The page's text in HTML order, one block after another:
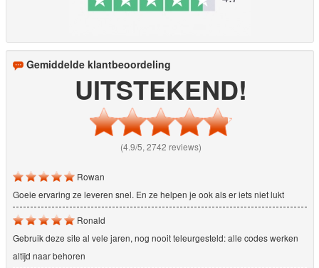
Gemiddelde klantbeoordeling
UITSTEKEND!
(4.9/5, 2742 reviews)
Rowan
Goeie ervaring ze leveren snel. En ze helpen je ook als er iets niet lukt
Ronald
Gebruik deze site al vele jaren, nog nooit teleurgesteld: alle codes werken
altijd naar behoren